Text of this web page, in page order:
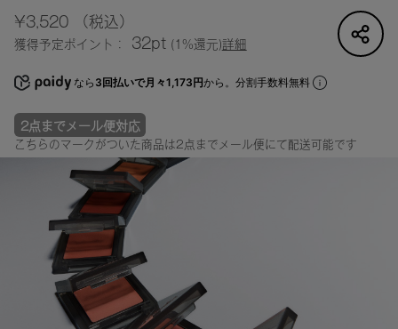
¥3,520（税込）
獲得予定ポイント： 32pt (1%還元)詳細
なら 3回払いで月々1,173円から。分割手数料無料
2点までメール便対応
こちらのマークがついた商品は2点までメール便にて配送可能です